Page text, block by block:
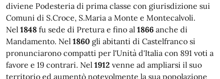
diviene Podesteria di prima classe con giurisdizione sui
Comuni di S.Croce, S.Maria a Monte e Montecalvoli.
Nel 1848 fu sede di Pretura e fino al 1866 anche di
Mandamento. Nel 1860 gli abitanti di Castelfranco si
pronunciarono compatti per l'Unità d'Italia con 891 voti a
favore e 19 contrari. Nel 1912 venne ad ampliarsi il suo
territorio ed aumentò notevolmente la sua popolazione